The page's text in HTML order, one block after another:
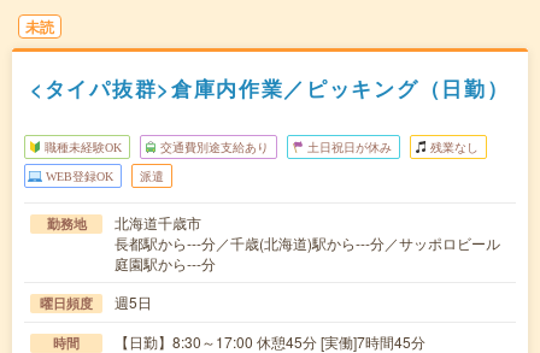
未読
<タイパ抜群>倉庫内作業／ピッキング（日勤）
職種未経験OK 交通費別途支給あり 土日祝日が休み 残業なし
WEB登録OK 派遣
勤務地
北海道千歳市
長都駅から---分／千歳(北海道)駅から---分／サッポロビール
庭園駅から---分
曜日頻度 週5日
時間 【日勤】8:30～17:00 休憩45分 [実働]7時間45分